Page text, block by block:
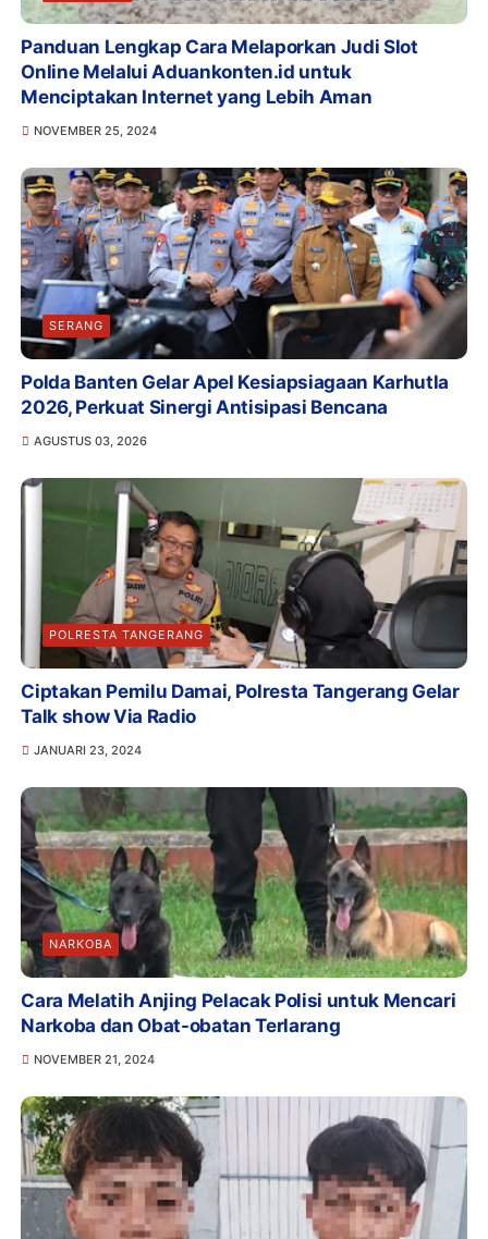
Panduan Lengkap Cara Melaporkan Judi Slot
Online Melalui Aduankonten.id untuk
Menciptakan Internet yang Lebih Aman
NOVEMBER 25, 2024
SERANG
Polda Banten Gelar Apel Kesiapsiagaan Karhutla
2026, Perkuat Sinergi Antisipasi Bencana
AGUSTUS 03, 2026
POLRESTA TANGERANG
Ciptakan Pemilu Damai, Polresta Tangerang Gelar
Talk show Via Radio
JANUARI 23, 2024
NARKOBA
Cara Melatih Anjing Pelacak Polisi untuk Mencari
Narkoba dan Obat-obatan Terlarang
NOVEMBER 21, 2024